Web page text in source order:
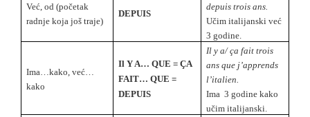
Već, od (početak
radnje koja još traje)
DEPUIS
depuis trois ans.
Učim italijanski već
3 godine.
Ima…kako, već…
kako
Il Y A… QUE = ÇA
FAIT… QUE =
DEPUIS
Il y a/ ça fait trois
ans que j’apprends
l’italien.
Ima 3 godine kako
učim italijanski.